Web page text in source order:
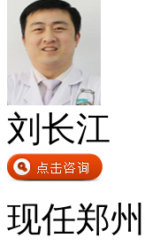
刘长江
现任郑